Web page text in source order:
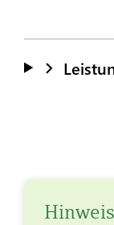
Hinweis